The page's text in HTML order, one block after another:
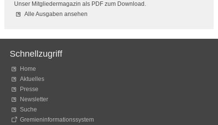
Unser Mitgliedermagazin als PDF zum Download.
Alle Ausgaben ansehen
Schnellzugriff
Home
Aktuelles
Presse
Newsletter
Suche
Gremieninformationssystem